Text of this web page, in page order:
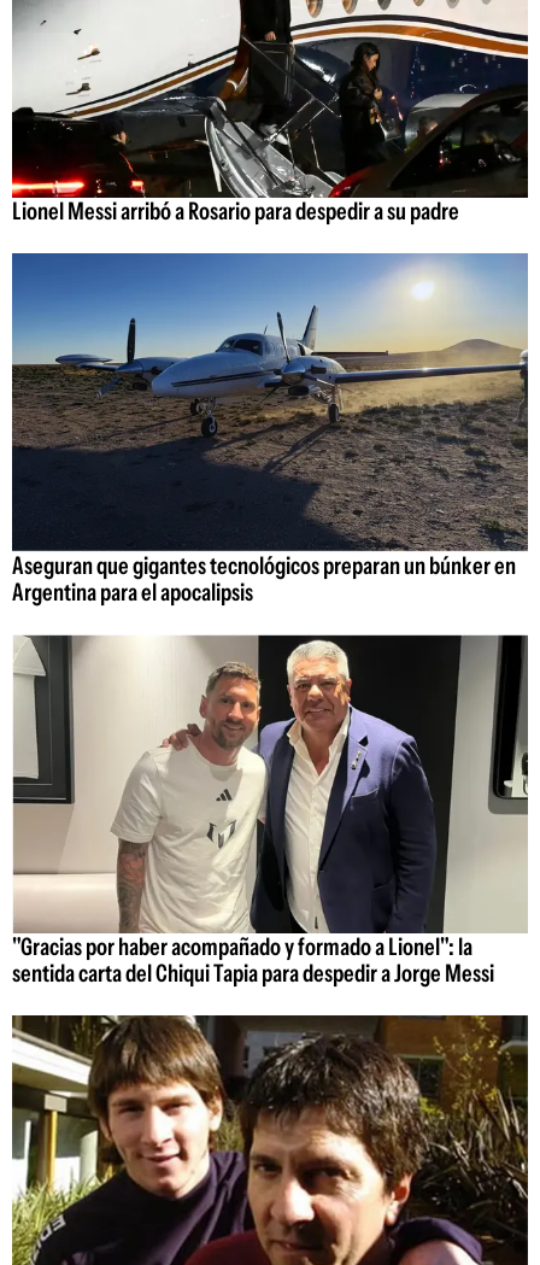
Lionel Messi arribó a Rosario para despedir a su padre
Aseguran que gigantes tecnológicos preparan un búnker en
Argentina para el apocalipsis
"Gracias por haber acompañado y formado a Lionel": la
sentida carta del Chiqui Tapia para despedir a Jorge Messi